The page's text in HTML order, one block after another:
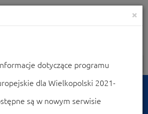
Nawigacja
×
dotyczące programu
dla Wielkopolski 2021-
są w nowym serwisie